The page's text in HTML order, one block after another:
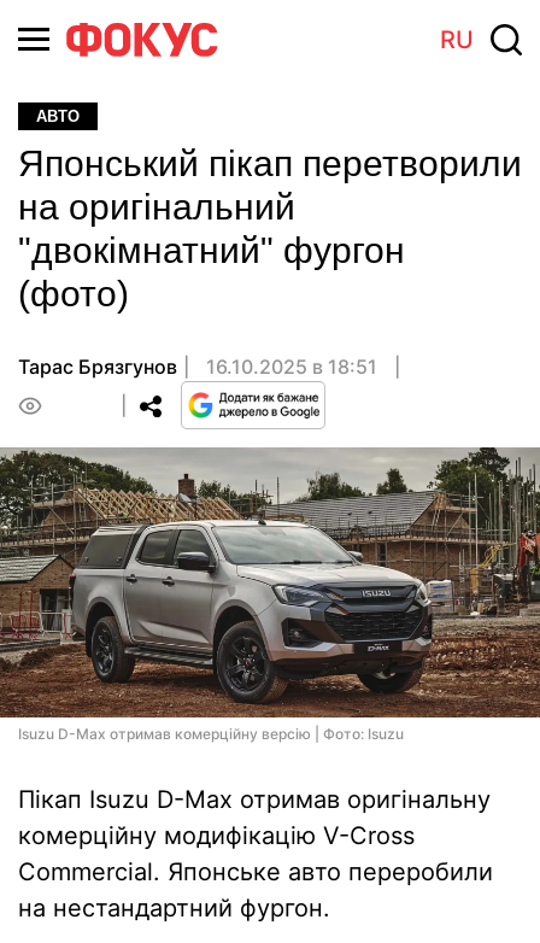
RU
АВТО
Японський пікап перетворили
на оригінальний
"двокімнатний" фургон
(фото)
Тарас Брязгунов
16.10.2025 в 18:51
Isuzu D-Max отримав комерційну версію | Фото: Isuzu
Пікап Isuzu D-Max отримав оригінальну
комерційну модифікацію V-Cross
Commercial. Японське авто переробили
на нестандартний фургон.